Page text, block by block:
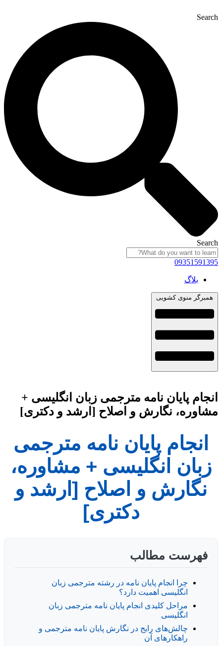
Search
Search
09351591395
بلاگ
همبرگر منوی کشویی
انجام پایان نامه مترجمی زبان انگلیسی +
مشاوره، نگارش و اصلاح [ارشد و دکتری]
انجام پایان نامه مترجمی
زبان انگلیسی + مشاوره،
نگارش و اصلاح [ارشد و
دکتری]
فهرست مطالب
چرا انجام پایان نامه در رشته مترجمی زبان
انگلیسی اهمیت دارد؟
مراحل کلیدی انجام پایان نامه مترجمی زبان
انگلیسی
چالش‌های رایج در نگارش پایان نامه مترجمی و
راهکارهای آن